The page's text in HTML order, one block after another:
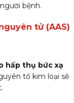
bệnh.
tử (AAS)
hấp thụ bức xạ
tố kim loại sẽ